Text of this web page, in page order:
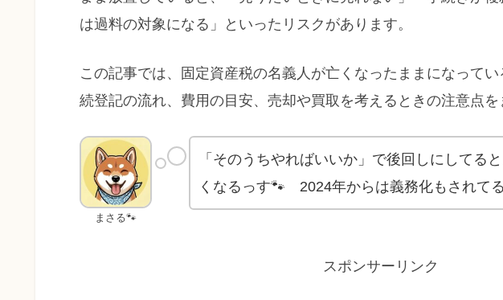
は過料の対象になる」といったリスクがあります。
この記事では、固定資産税の名義人が亡くなったままになって
続登記の流れ、費用の目安、売却や買取を考えるときの注意点を
まさる🐾
「そのうちやればいいか」で後回しにしてる
くなるっす🐾 2024年からは義務化もされてる
スポンサーリンク